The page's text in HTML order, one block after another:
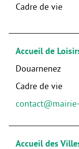
Cadre de vie
Accueil de
Douarnenez
Cadre de vie
Accueil des